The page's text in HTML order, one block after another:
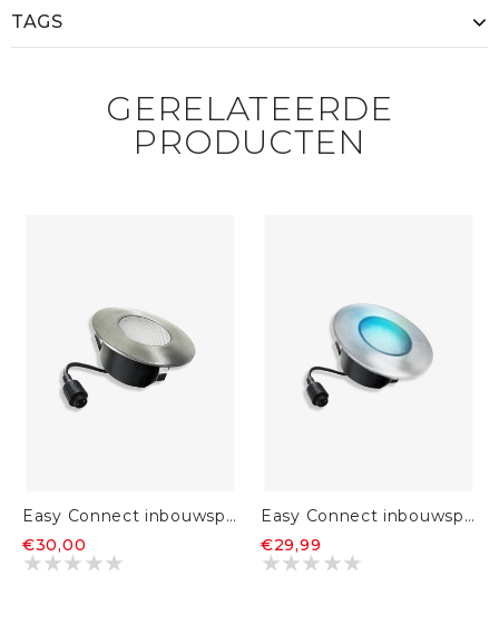
TAGS
GERELATEERDE
PRODUCTEN
Easy Connect inbouwspot rond
€30,00
Easy Connect inbouwspot blauw
€29,99